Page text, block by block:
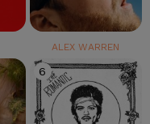
ALEX WARREN
6